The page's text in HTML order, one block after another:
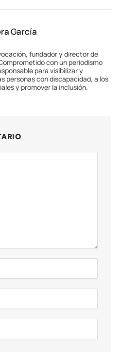
García
fundador y director de
con un periodismo
para visibilizar y
personas con discapacidad, a los
y promover la inclusión.